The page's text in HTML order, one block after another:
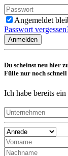
Angemeldet
Passwort
Anmelden
Du scheinst neu hier
Fülle nur noch
Ich habe bereits